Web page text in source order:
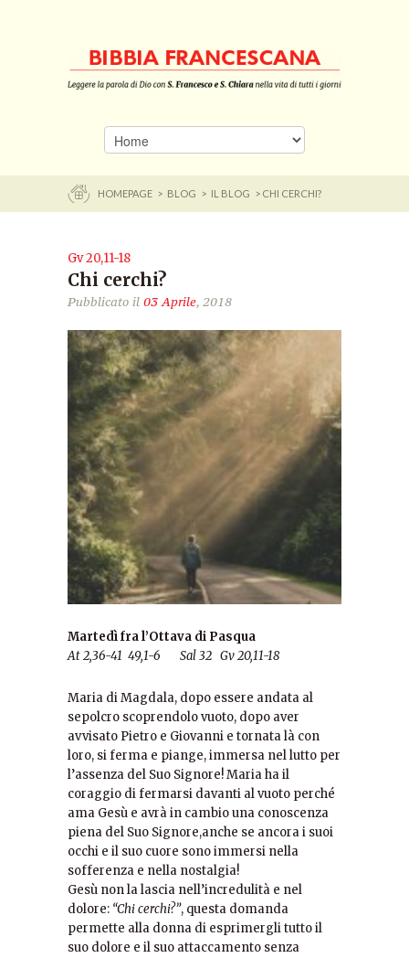
HOMEPAGE > BLOG > IL BLOG > CHI CERCHI?
Gv 20,11-18
Chi cerchi?
Pubblicato il 03 Aprile, 2018
Martedì fra l’Ottava di Pasqua
At 2,36-41 49,1-6 Sal 32 Gv 20,11-18
Maria di Magdala, dopo essere andata al
sepolcro scoprendolo vuoto, dopo aver
avvisato Pietro e Giovanni e tornata là con
loro, si ferma e piange, immersa nel lutto per
l’assenza del Suo Signore! Maria ha il
coraggio di fermarsi davanti al vuoto perché
ama Gesù e avrà in cambio una conoscenza
piena del Suo Signore,anche se ancora i suoi
occhi e il suo cuore sono immersi nella
sofferenza e nella nostalgia!
Gesù non la lascia nell’incredulità e nel
dolore: “Chi cerchi?”, questa domanda
permette alla donna di esprimergli tutto il
suo dolore e il suo attaccamento senza